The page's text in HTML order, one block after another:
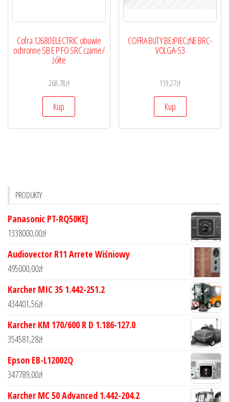
Cofra 12680 ELECTRIC obuwie
ochronne SB E P FO SRC czarne/
żółte
268,78zł
Kup
COFRA BUTY BEzPIECzNE BRC-
VOLGA-S3
119,27zł
Kup
PRODUKTY
Panasonic PT-RQ50KEJ
1338000,00zł
Audiovector R11 Arrete Wiśniowy
495000,00zł
Karcher MIC 35 1.442-251.2
434401,56zł
Karcher KM 170/600 R D 1.186-127.0
354581,28zł
Epson EB-L12002Q
347789,00zł
Karcher MC 50 Advanced 1.442-204.2